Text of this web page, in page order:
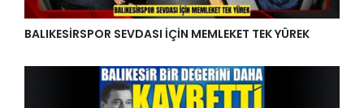
BALIKESİRSPOR SEVDASI İÇİN MEMLEKET TEK YÜREK